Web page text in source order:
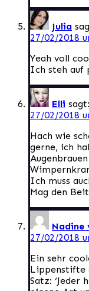
Julia
27/02/2018
Yeah voll
Ich steh auf
Elli sagt:
27/02/2018
Hach wie
gerne, ich
Ich muss
Mag den
Nadine
27/02/2018
Ein sehr
Lippenstifte
Satz: ‘Jeder